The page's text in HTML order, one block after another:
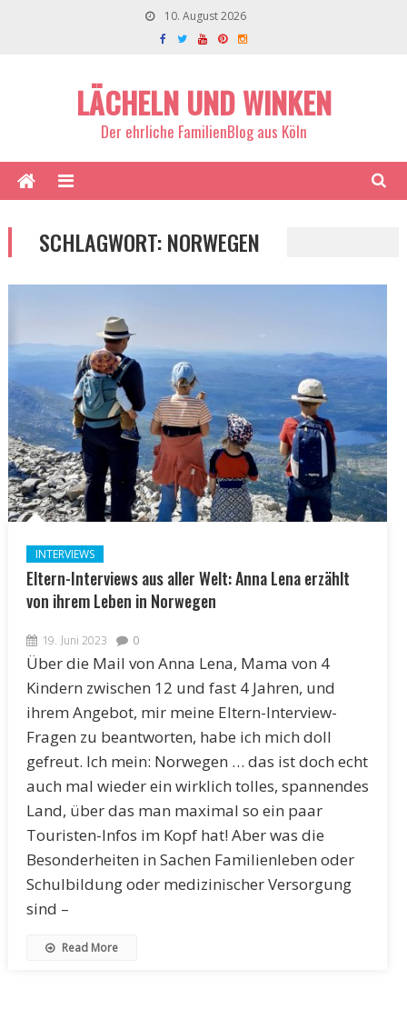
10. August 2026
LÄCHELN UND WINKEN
Der ehrliche FamilienBlog aus Köln
SCHLAGWORT:NORWEGEN
INTERVIEWS
Eltern-Interviews aus aller Welt: Anna Lena erzählt
von ihrem Leben in Norwegen
19. Juni 2023 0
Über die Mail von Anna Lena, Mama von 4
Kindern zwischen 12 und fast 4 Jahren, und
ihrem Angebot, mir meine Eltern-Interview-
Fragen zu beantworten, habe ich mich doll
gefreut. Ich mein: Norwegen … das ist doch echt
auch mal wieder ein wirklich tolles, spannendes
Land, über das man maximal so ein paar
Touristen-Infos im Kopf hat! Aber was die
Besonderheiten in Sachen Familienleben oder
Schulbildung oder medizinischer Versorgung
sind –
Read More